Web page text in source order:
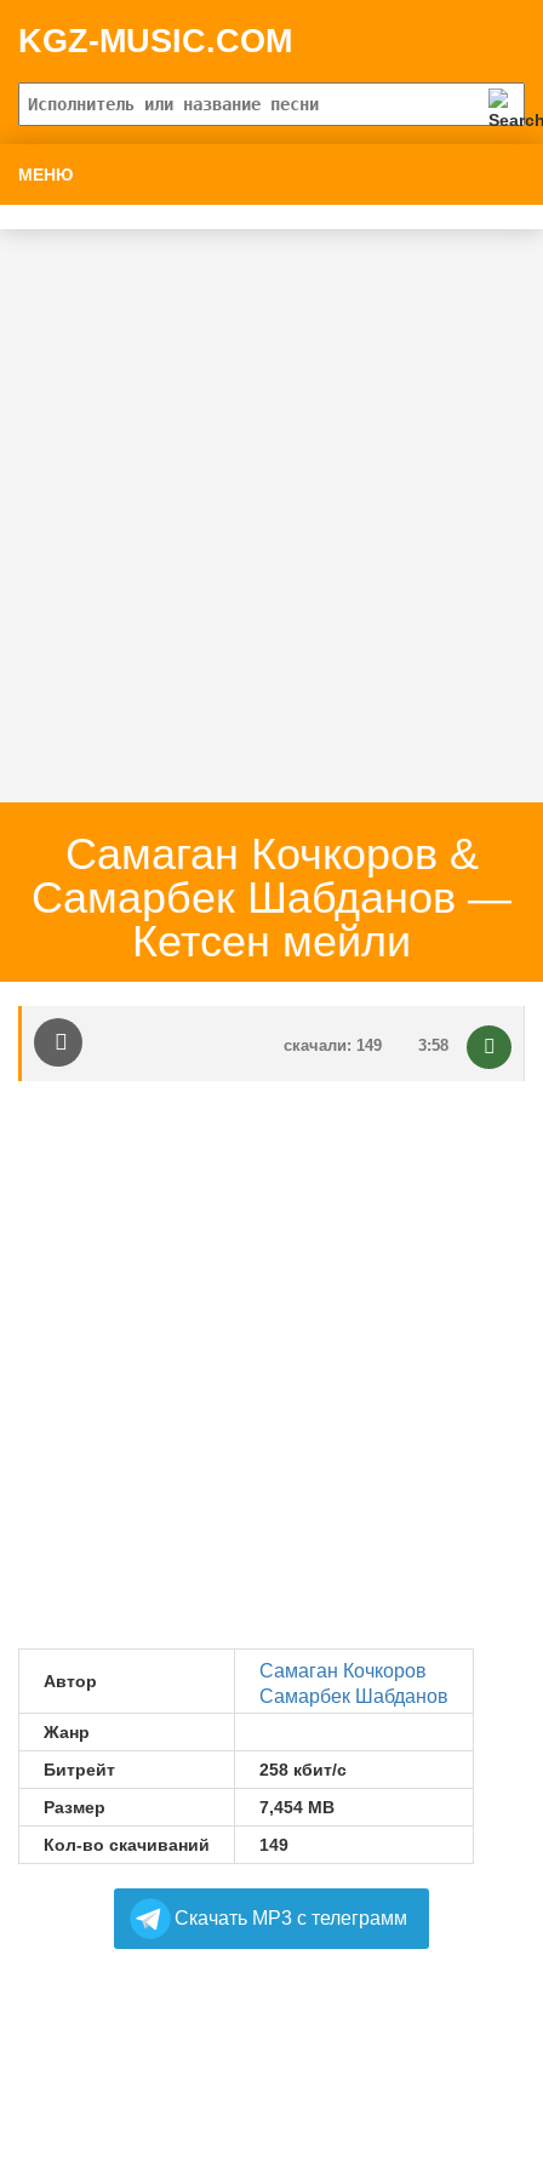
KGZ-MUSIC.COM
МЕНЮ
Самаган Кочкоров &
Самарбек Шабданов —
Кетсен мейли
3:58
скачали: 149
Автор
Самаган Кочкоров
Самарбек Шабданов
Жанр
Битрейт
258 кбит/с
Размер
7,454 MB
Кол-во скачиваний
149
Cкачать MP3 с телеграмм